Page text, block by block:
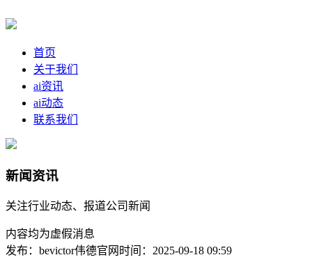
首页
关于我们
ai资讯
ai动态
联系我们
新闻资讯
关注行业动态、报道公司新闻
内容均为虚假消息
发布：bevictor伟德官网 时间：2025-09-18 09:59